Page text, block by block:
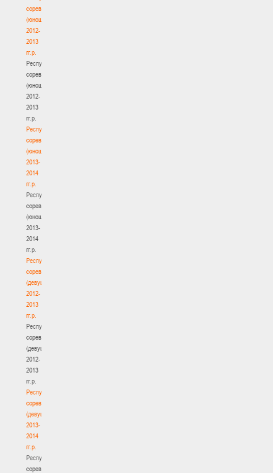
соревнования
(юноши)
2012-
2013
гг.р.
Республиканские
соревнования
(юноши)
2012-
2013
гг.р.
Республиканские
соревнования
(юноши)
2013-
2014
гг.р.
Республиканские
соревнования
(юноши)
2013-
2014
гг.р.
Республиканские
соревнования
(девушки)
2012-
2013
гг.р.
Республиканские
соревнования
(девушки)
2012-
2013
гг.р.
Республиканские
соревнования
(девушки)
2013-
2014
гг.р.
Республиканские
соревнования